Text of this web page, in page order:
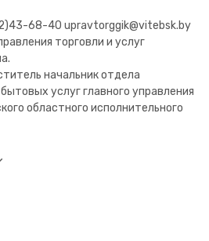
68-40 upravtorggik@vitebsk.by
торговли и услуг
начальник отдела
услуг главного управления
областного исполнительного